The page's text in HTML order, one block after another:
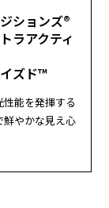
ションズ®
ラアクティ
ズド™
性能を発揮する
鮮やかな見え心